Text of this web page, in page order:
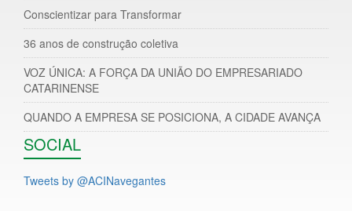
Conscientizar para Transformar
36 anos de construção coletiva
VOZ ÚNICA: A FORÇA DA UNIÃO DO EMPRESARIADO
CATARINENSE
QUANDO A EMPRESA SE POSICIONA, A CIDADE AVANÇA
SOCIAL
Tweets by @ACINavegantes